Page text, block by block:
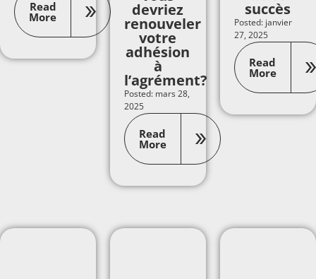
Read
More devriez
renouveler
votre
adhésion
à
l’agrément?
Posted: mars 28,
2025
Read
More
succès
Posted: janvier
27, 2025
Read
More